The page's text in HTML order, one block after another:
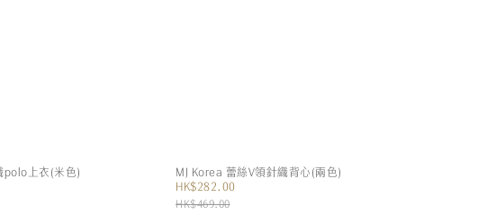
polo上衣(米色)
MJ Korea 蕾絲V領針織背心(兩色)
HK$282.00
HK$469.00